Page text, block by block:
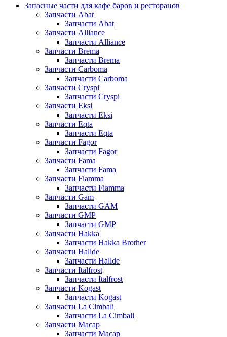
Запасные части для кафе баров и ресторанов
Запчасти Abat
Запчасти Abat
Запчасти Alliance
Запчасти Alliance
Запчасти Brema
Запчасти Brema
Запчасти Carboma
Запчасти Carboma
Запчасти Cryspi
Запчасти Cryspi
Запчасти Eksi
Запчасти Eksi
Запчасти Eqta
Запчасти Eqta
Запчасти Fagor
Запчасти Fagor
Запчасти Fama
Запчасти Fama
Запчасти Fiamma
Запчасти Fiamma
Запчасти Gam
Запчасти GAM
Запчасти GMP
Запчасти GMP
Запчасти Hakka
Запчасти Hakka Brother
Запчасти Hallde
Запчасти Hallde
Запчасти Italfrost
Запчасти Italfrost
Запчасти Kogast
Запчасти Kogast
Запчасти La Cimbali
Запчасти La Cimbali
Запчасти Macap
Запчасти Macap